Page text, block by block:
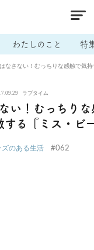
わたしのこと 特
なさない！むっちりな感触で気
ラブタイム
い！むっちり
する『ミス・ビ
ズのある生活 #062
レ # 不倫
# ラブグッズ # 体の相